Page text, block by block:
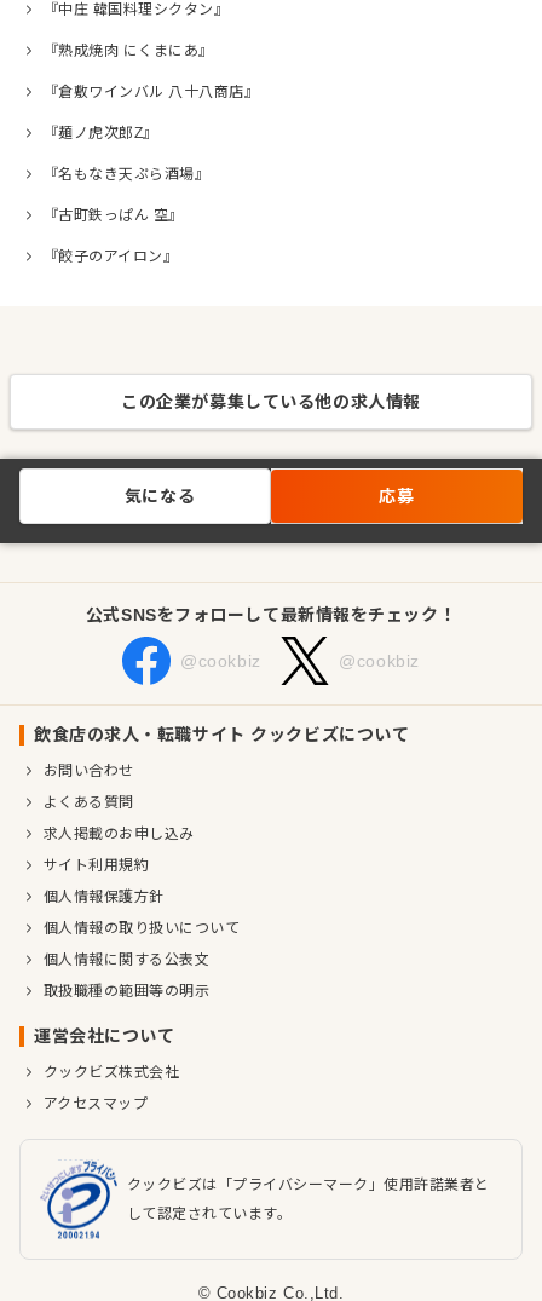
『中庄 韓国料理シクタン』
『熟成焼肉 にくまにあ』
『倉敷ワインバル 八十八商店』
『麺ノ虎次郎Z』
『名もなき天ぷら酒場』
『古町鉄っぱん 空』
『餃子のアイロン』
この企業が募集している他の求人情報
気になる 応募
公式SNSをフォローして最新情報をチェック！
@cookbiz @cookbiz
飲食店の求人・転職サイト クックビズについて
お問い合わせ
よくある質問
求人掲載のお申し込み
サイト利用規約
個人情報保護方針
個人情報の取り扱いについて
個人情報に関する公表文
取扱職種の範囲等の明示
運営会社について
クックビズ株式会社
アクセスマップ
クックビズは「プライバシーマーク」使用許諾業者と
して認定されています。
© Cookbiz Co.,Ltd.